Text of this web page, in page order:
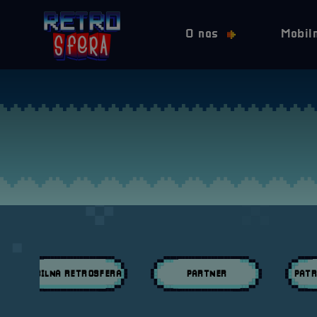
O nas
MOBILNA RETROSFERA PARTNER